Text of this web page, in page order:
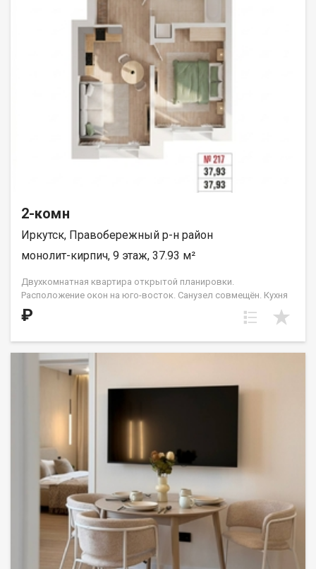
2-комн
Иркутск, Правобережный р-н район
монолит-кирпич, 9 этаж, 37.93 м²
Двухкомнатная квартира открытой планировки.
Расположение окон на юго-восток. Санузел совмещён. Кухня
выделена в нишу. Идеальное решение для первого жилья или
в качестве инвестиций. Прекрасно подойдет молодой семье
₽